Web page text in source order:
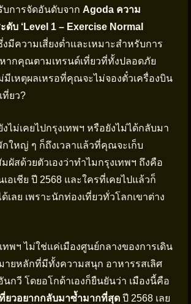
บการจัดอันดับจาก Agoda ความ
ดับ ‘Level 1 – Exercise Normal
งมีความเสี่ยงต่ำและเหมาะสำหรับการ
ากคุณตามเทรนด์เที่ยวที่ทั้งปลอดภัย
เหตุผลเหรอที่คุณจะไม่จองตั๋วเครื่องบิน
ที่ยว?
ม่เคยไปกรุงเทพฯ หรือยังไม่ได้กลับมา
กใหญ่ ๆ ก็ถึงเวลาแล้วที่คุณจะเก็บ
ผัสด้วยตัวเองว่าทำไมกรุงเทพฯ ถึงคือ
อเชีย ปี 2568 และใครที่เคยไปแล้วก็
เลย เพราะนักท่องเที่ยวทั่วโลกเขาต่าง
ทพฯ ไม่ใช่แค่เมืองศูนย์กลางของการเดิน
ายหลักที่มีทั้งความสนุก อาหารรสเลิศ
กวี โดยอโกด้าเองก็ยืนยันว่า เมืองนี้คือ
ยวอยากกลับมาซ้ำมากที่สุด ปี 2568 เลย